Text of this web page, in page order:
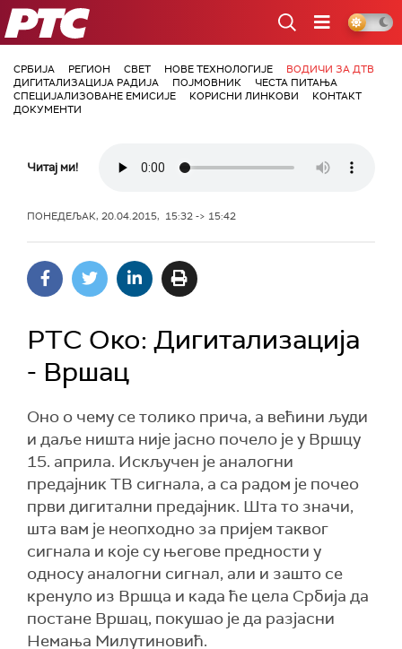
РТС
СРБИЈА РЕГИОН СВЕТ НОВЕ ТЕХНОЛОГИЈЕ
ВОДИЧИ ЗА ДТВ
ДИГИТАЛИЗАЦИЈА РАДИЈА
ПОЈМОВНИК
ЧЕСТА ПИТАЊА
СПЕЦИЈАЛИЗОВАНЕ ЕМИСИЈЕ
КОРИСНИ ЛИНКОВИ
КОНТАКТ
ДОКУМЕНТИ
Читај ми!
ПОНЕДЕЉАК, 20.04.2015, 15:32 -> 15:42
РТС Око: Дигитализација
- Вршац
Оно о чему се толико прича, а већини људи
и даље ништа није јасно почело је у Вршцу
15. априла. Искључен је аналогни
предајник ТВ сигнала, а са радом је почео
први дигитални предајник. Шта то значи,
шта вам је неопходно за пријем таквог
сигнала и које су његове предности у
односу аналогни сигнал, али и зашто се
кренуло из Вршца и када ће цела Србија да
постане Вршац, покушаo je да разјасни
Немања Милутиновић.